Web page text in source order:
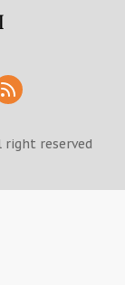
right reserved